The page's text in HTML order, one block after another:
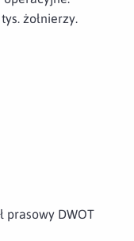
żołnierzy.
prasowy DWOT